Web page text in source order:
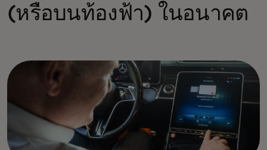
(หรือบนท้องฟ้า) ในอนาคต